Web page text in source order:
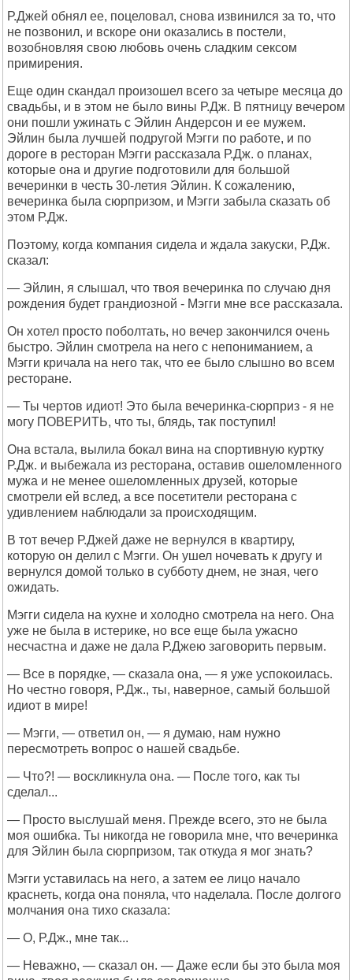
Р.Джей обнял ее, поцеловал, снова извинился за то, что
не позвонил, и вскоре они оказались в постели,
возобновляя свою любовь очень сладким сексом
примирения.
Еще один скандал произошел всего за четыре месяца до
свадьбы, и в этом не было вины Р.Дж. В пятницу вечером
они пошли ужинать с Эйлин Андерсон и ее мужем.
Эйлин была лучшей подругой Мэгги по работе, и по
дороге в ресторан Мэгги рассказала Р.Дж. о планах,
которые она и другие подготовили для большой
вечеринки в честь 30-летия Эйлин. К сожалению,
вечеринка была сюрпризом, и Мэгги забыла сказать об
этом Р.Дж.
Поэтому, когда компания сидела и ждала закуски, Р.Дж.
сказал:
— Эйлин, я слышал, что твоя вечеринка по случаю дня
рождения будет грандиозной - Мэгги мне все рассказала.
Он хотел просто поболтать, но вечер закончился очень
быстро. Эйлин смотрела на него с непониманием, а
Мэгги кричала на него так, что ее было слышно во всем
ресторане.
— Ты чертов идиот! Это была вечеринка-сюрприз - я не
могу ПОВЕРИТЬ, что ты, блядь, так поступил!
Она встала, вылила бокал вина на спортивную куртку
Р.Дж. и выбежала из ресторана, оставив ошеломленного
мужа и не менее ошеломленных друзей, которые
смотрели ей вслед, а все посетители ресторана с
удивлением наблюдали за происходящим.
В тот вечер Р.Джей даже не вернулся в квартиру,
которую он делил с Мэгги. Он ушел ночевать к другу и
вернулся домой только в субботу днем, не зная, чего
ожидать.
Мэгги сидела на кухне и холодно смотрела на него. Она
уже не была в истерике, но все еще была ужасно
несчастна и даже не дала Р.Джею заговорить первым.
— Все в порядке, — сказала она, — я уже успокоилась.
Но честно говоря, Р.Дж., ты, наверное, самый большой
идиот в мире!
— Мэгги, — ответил он, — я думаю, нам нужно
пересмотреть вопрос о нашей свадьбе.
— Что?! — воскликнула она. — После того, как ты
сделал...
— Просто выслушай меня. Прежде всего, это не была
моя ошибка. Ты никогда не говорила мне, что вечеринка
для Эйлин была сюрпризом, так откуда я мог знать?
Мэгги уставилась на него, а затем ее лицо начало
краснеть, когда она поняла, что наделала. После долгого
молчания она тихо сказала:
— О, Р.Дж., мне так...
— Неважно, — сказал он. — Даже если бы это была моя